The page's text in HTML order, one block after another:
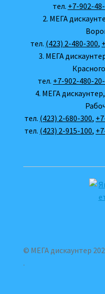
тел. +7-902-
2. МЕГА
тел. (423) 2-480-300,
3. МЕГА
тел. +7-902-480-
4. МЕГА
тел. (423) 2-680-300,
тел. (423) 2-915-100,
© МЕГА дискаунтер
.